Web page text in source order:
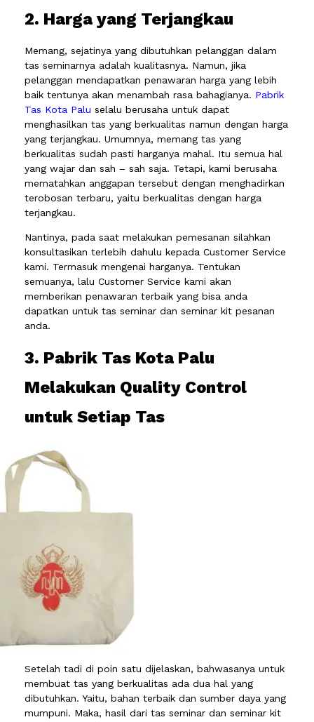
2. Harga yang Terjangkau
Memang, sejatinya yang dibutuhkan pelanggan dalam
tas seminarnya adalah kualitasnya. Namun, jika
pelanggan mendapatkan penawaran harga yang lebih
baik tentunya akan menambah rasa bahagianya. Pabrik
Tas Kota Palu selalu berusaha untuk dapat
menghasilkan tas yang berkualitas namun dengan harga
yang terjangkau. Umumnya, memang tas yang
berkualitas sudah pasti harganya mahal. Itu semua hal
yang wajar dan sah – sah saja. Tetapi, kami berusaha
mematahkan anggapan tersebut dengan menghadirkan
terobosan terbaru, yaitu berkualitas dengan harga
terjangkau.
Nantinya, pada saat melakukan pemesanan silahkan
konsultasikan terlebih dahulu kepada Customer Service
kami. Termasuk mengenai harganya. Tentukan
semuanya, lalu Customer Service kami akan
memberikan penawaran terbaik yang bisa anda
dapatkan untuk tas seminar dan seminar kit pesanan
anda.
3. Pabrik Tas Kota Palu
Melakukan Quality Control
untuk Setiap Tas
Setelah tadi di poin satu dijelaskan, bahwasanya untuk
membuat tas yang berkualitas ada dua hal yang
dibutuhkan. Yaitu, bahan terbaik dan sumber daya yang
mumpuni. Maka, hasil dari tas seminar dan seminar kit